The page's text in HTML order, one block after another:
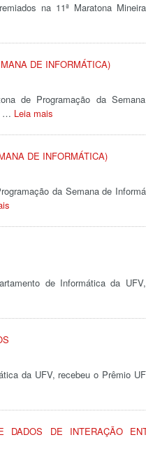
na 11ª Maratona
DE INFORMÁTICA)
de Programação da
… Leia mais
DE INFORMÁTICA)
da Semana de
de Informática da
da UFV, recebeu o Prêmio
DADOS DE INTERAÇÃO